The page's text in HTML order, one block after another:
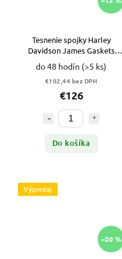
Tesnenie spojky Harley
Davidson James Gaskets
DS174952 VYPR
do 48 hodín (>5 ks)
€102,44 bez DPH
€126
Do košíka
Výpredaj
–20 %